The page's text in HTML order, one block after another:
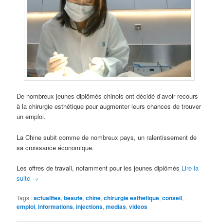
De nombreux jeunes diplômés chinois ont décidé d’avoir recours
à la chirurgie esthétique pour augmenter leurs chances de trouver
un emploi.
La Chine subit comme de nombreux pays, un ralentissement de
sa croissance économique.
Les offres de travail, notamment pour les jeunes diplômés Lire la
suite →
Tags :actualites,beaute,chine,chirurgie esthetique,conseil,
emploi,informations,injections,medias,videos